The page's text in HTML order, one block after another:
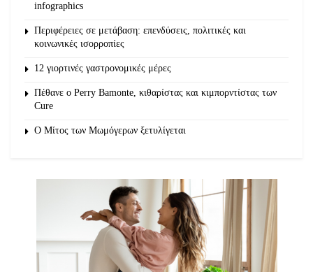
infographics
Περιφέρειες σε μετάβαση: επενδύσεις, πολιτικές και
κοινωνικές ισορροπίες
12 γιορτινές γαστρονομικές μέρες
Πέθανε ο Perry Bamonte, κιθαρίστας και κιμπορντίστας των
Cure
O Μίτος των Μωμόγερων ξετυλίγεται